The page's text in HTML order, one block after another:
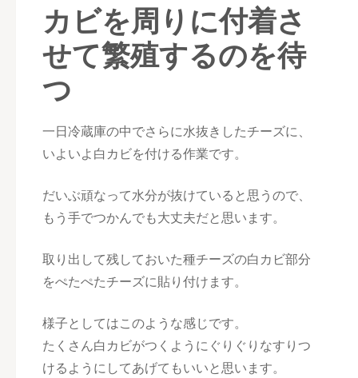
カビを周りに付着さ
せて繁殖するのを待
つ
一日冷蔵庫の中でさらに水抜きしたチーズに、
いよいよ白カビを付ける作業です。
だいぶ頑なって水分が抜けていると思うので、
もう手でつかんでも大丈夫だと思います。
取り出して残しておいた種チーズの白カビ部分
をぺたぺたチーズに貼り付けます。
様子としてはこのような感じです。
たくさん白カビがつくようにぐりぐりなすりつ
けるようにしてあげてもいいと思います。